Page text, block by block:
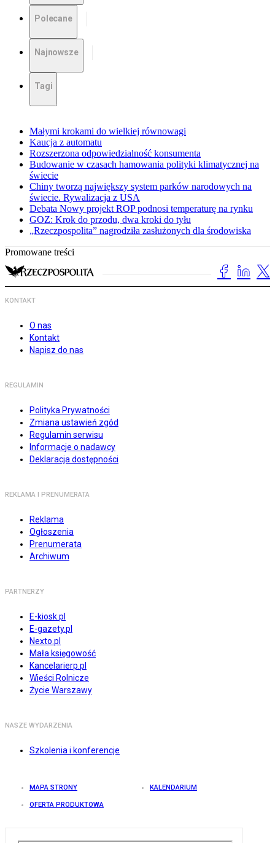
Polecane
Najnowsze
Tagi
Małymi krokami do wielkiej równowagi
Kaucja z automatu
Rozszerzona odpowiedzialność konsumenta
Budowanie w czasach hamowania polityki klimatycznej na
świecie
Chiny tworzą największy system parków narodowych na
świecie. Rywalizacja z USA
Debata Nowy projekt ROP podnosi temperaturę na rynku
GOZ: Krok do przodu, dwa kroki do tyłu
„Rzeczpospolita” nagrodziła zasłużonych dla środowiska
Promowane treści
KONTAKT
O nas
Kontakt
Napisz do nas
REGULAMIN
Polityka Prywatności
Zmiana ustawień zgód
Regulamin serwisu
Informacje o nadawcy
Deklaracja dostępności
REKLAMA I PRENUMERATA
Reklama
Ogłoszenia
Prenumerata
Archiwum
PARTNERZY
E-kiosk.pl
E-gazety.pl
Nexto.pl
Mała księgowość
Kancelarierp.pl
Wieści Rolnicze
Życie Warszawy
NASZE WYDARZENIA
Szkolenia i konferencje
MAPA STRONY KALENDARIUM
OFERTA PRODUKTOWA